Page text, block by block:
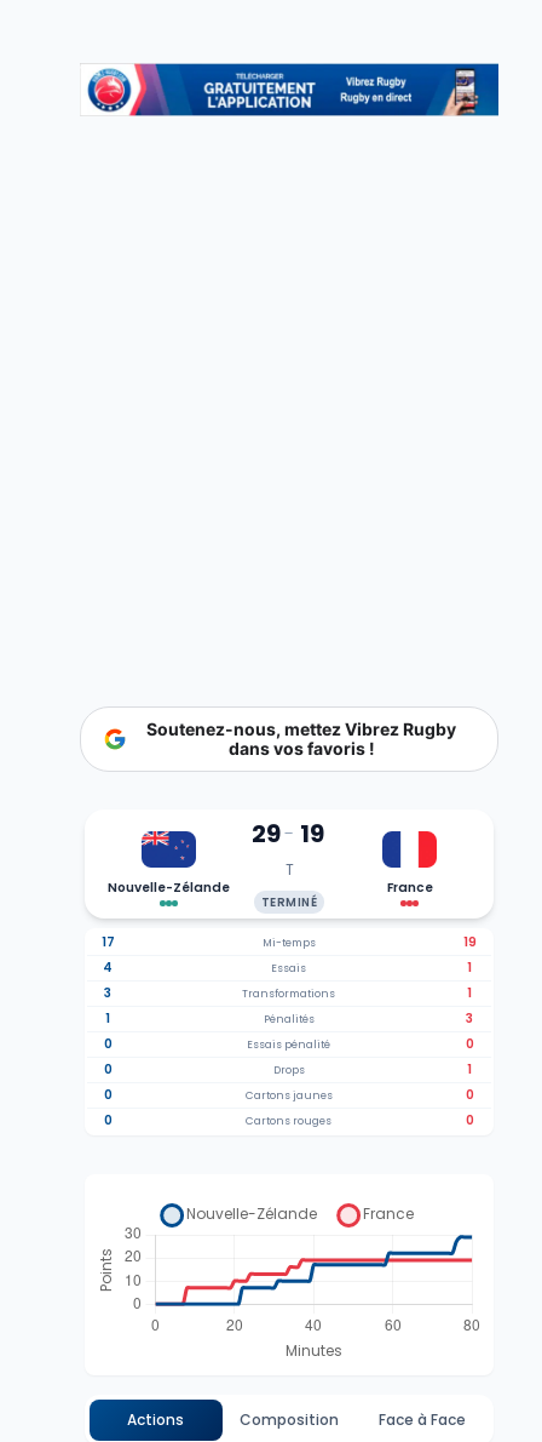
Soutenez-nous, mettez Vibrez Rugby
dans vos favoris !
Nouvelle-Zélande
29- 19
T
TERMINÉ
France
17 Mi-temps
19
4
Essais
1
3
Transformations
1
1
Pénalités
3
0
Essais pénalité
0
0
Drops
1
0
Cartons jaunes
0
0
Cartons rouges 0
Actions Composition Face à Face